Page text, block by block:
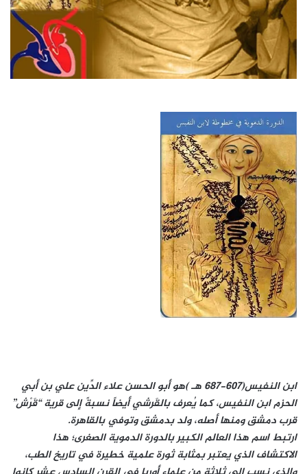
ابن النفيس(607-687 هـ )
هو أبو الحسن علاء الدِّين علي بن أبي
الحزم ابن النفيس، كما يُعرف بالقَرشي أيضاً نسبةً إلى قرية “قَرْش”
قرب دمشق ومنها أصله، ولد بدمشق وتوفي بالقاهرة.
ارتبط اسم هذا العالم الكبير بالدورة الدموية الصغرى؛ هذا
الاكتشاف الذي يعتبر بمثابة ثورة علمية خطيرة في تاريخ الطب،